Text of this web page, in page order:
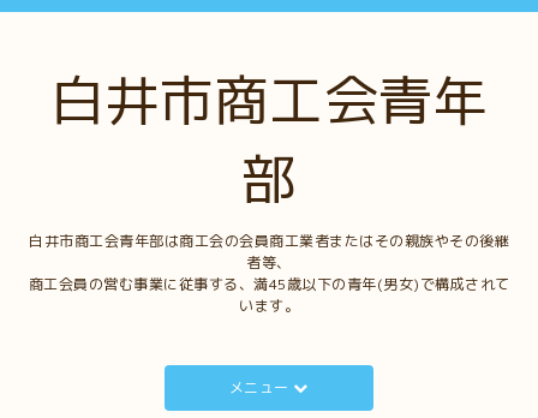
白井市商工会青年
部
白井市商工会青年部は商工会の会員商工業者またはその親族やその後継
者等、
商工会員の営む事業に従事する、満45歳以下の青年(男女)で構成されて
います。
メニュー